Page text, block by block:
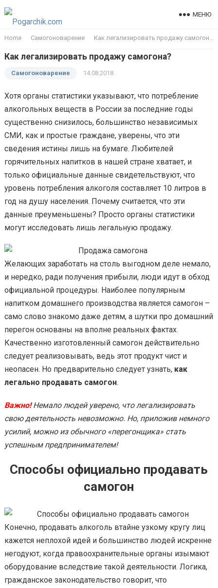
МЕНЮ
Home Самогоноварение Как легализировать продажу самогона?
Как легализировать продажу самогона?
Самогоноварение 14.08.2018
Хотя органы статистики указывают, что потребление
алкогольных веществ в России за последние годы
существенно снизилось, большинство независимых
СМИ, как и простые граждане, уверены, что эти
сведения истины лишь на бумаге. Любителей
горячительных напитков в нашей стране хватает, и
только официальные данные свидетельствуют, что
уровень потребления алкоголя составляет 10 литров в
год на душу населения. Почему считается, что эти
данные преуменьшены? Просто органы статистики
могут исследовать лишь легальную продажу.
Желающих заработать на столь выгодном деле немало,
и нередко, ради получения прибыли, люди идут в обход
официальной процедуры. Наиболее популярным
напитком домашнего производства является самогон –
само слово знакомо даже детям, а шутки про домашний
перегон основаны на вполне реальных фактах.
Качественно изготовленный самогон действительно
следует реализовывать, ведь этот продукт чист и
неопасен. Но предварительно следует узнать, как
легально продавать самогон.
Важно!Немало людей уверено, что легализировать
свою деятельность невозможно. Но, приложив немного
усилий, можно из обычного «перегонщика» стать
успешным предпринимателем!
Способы официально продавать
самогон
Конечно, продавать алкоголь втайне узкому кругу лиц
кажется неплохой идей и большинство людей искренне
негодуют, когда правоохранительные органы изымают
оборудование вследствие такой деятельности. Логика,
гражданское законодательство говорит, что